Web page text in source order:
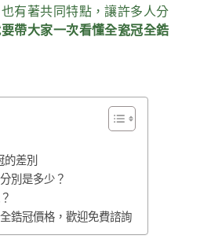
有著共同特點，讓許多人分
帶大家一次看懂全瓷冠全鋯
差別
別是多少？
鋯冠價格，歡迎免費諮詢